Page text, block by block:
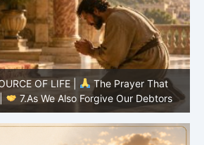
OF LIFE |
The Prayer That
7.As We Also Forgive Our Debtors